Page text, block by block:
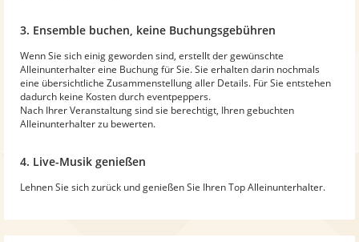
3. Ensemble buchen, keine Buchungsgebühren
Wenn Sie sich einig geworden sind, erstellt der gewünschte
Alleinunterhalter eine Buchung für Sie. Sie erhalten darin nochmals
eine übersichtliche Zusammenstellung aller Details. Für Sie entstehen
dadurch keine Kosten durch eventpeppers.
Nach Ihrer Veranstaltung sind sie berechtigt, Ihren gebuchten
Alleinunterhalter zu bewerten.
4. Live-Musik genießen
Lehnen Sie sich zurück und genießen Sie Ihren Top Alleinunterhalter.